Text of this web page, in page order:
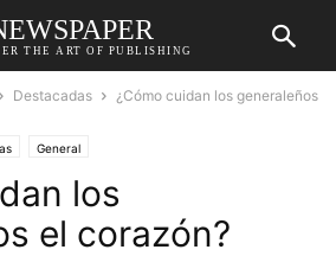
THE ART OF PUBLISHING
Destacadas
¿Cómo cuidan los generaleños
General
los
el corazón?